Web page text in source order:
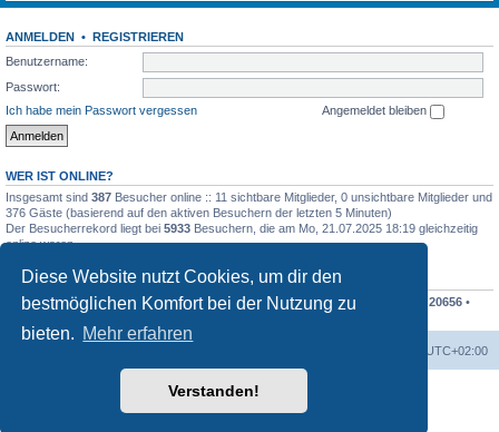
Diese Website nutzt Cookies, um dir den
bestmöglichen Komfort bei der Nutzung zu
bieten. Mehr erfahren
Verstanden!
ANMELDEN • REGISTRIEREN
Benutzername:
Passwort:
Ich habe mein Passwort vergessen
Angemeldet bleiben
WER IST ONLINE?
Insgesamt sind 387 Besucher online :: 11 sichtbare Mitglieder, 0 unsichtbare Mitglieder und
376 Gäste (basierend auf den aktiven Besuchern der letzten 5 Minuten)
Der Besucherrekord liegt bei 5933 Besuchern, die am Mo, 21.07.2025 18:19 gleichzeitig
online waren.
STATISTIK
Beiträge insgesamt207838• Themen insgesamt48676• Mitglieder insgesamt 20656 •
Unser neuestes Mitglied:
UTC+02:00
Powered byphpBB® Forum Software © phpBB Limited
phpBB.de